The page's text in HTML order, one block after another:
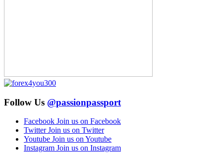
Follow Us @passionpassport
Facebook Join us on Facebook
Twitter Join us on Twitter
Youtube Join us on Youtube
Instagram Join us on Instagram